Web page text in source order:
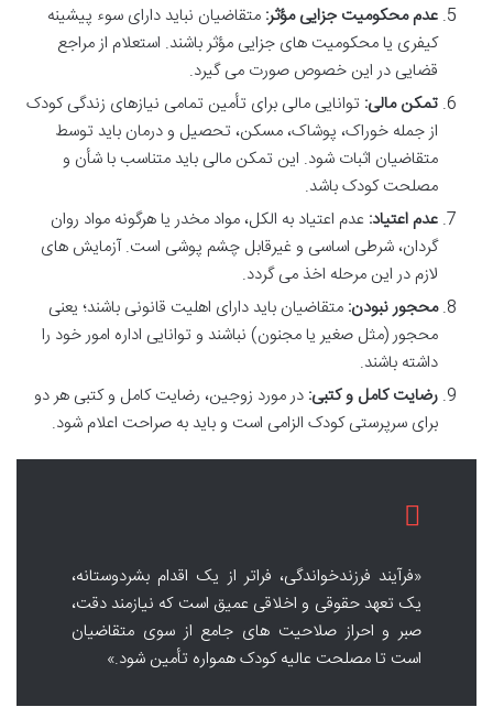
عدم محکومیت جزایی مؤثر: متقاضیان نباید دارای سوء پیشینه
کیفری یا محکومیت های جزایی مؤثر باشند. استعلام از مراجع
قضایی در این خصوص صورت می گیرد.
تمکن مالی: توانایی مالی برای تأمین تمامی نیازهای زندگی کودک
از جمله خوراک، پوشاک، مسکن، تحصیل و درمان باید توسط
متقاضیان اثبات شود. این تمکن مالی باید متناسب با شأن و
مصلحت کودک باشد.
عدم اعتیاد: عدم اعتیاد به الکل، مواد مخدر یا هرگونه مواد روان
گردان، شرطی اساسی و غیرقابل چشم پوشی است. آزمایش های
لازم در این مرحله اخذ می گردد.
محجور نبودن: متقاضیان باید دارای اهلیت قانونی باشند؛ یعنی
محجور (مثل صغیر یا مجنون) نباشند و توانایی اداره امور خود را
داشته باشند.
رضایت کامل و کتبی: در مورد زوجین، رضایت کامل و کتبی هر دو
برای سرپرستی کودک الزامی است و باید به صراحت اعلام شود.
«فرآیند فرزندخواندگی، فراتر از یک اقدام بشردوستانه،
یک تعهد حقوقی و اخلاقی عمیق است که نیازمند دقت،
صبر و احراز صلاحیت های جامع از سوی متقاضیان
است تا مصلحت عالیه کودک همواره تأمین شود.»